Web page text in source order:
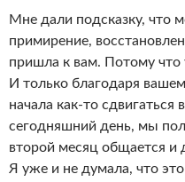
Мне дали подсказку, что
примирение,
пришла к вам. Потому что
И только благодаря
начала как-то
сегодняшний день, мы
второй месяц общается
Я уже и не думала, что